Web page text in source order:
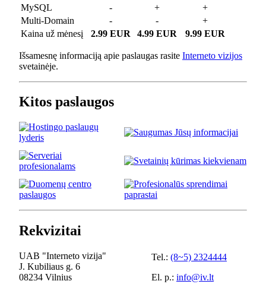
MySQL
- +
+
Multi-Domain
- -
+
Kaina už mėnesį
2.99 EUR 4.99 EUR 9.99 EUR
Išsamesnę informaciją apie paslaugas rasite Interneto vizijos
svetainėje.
Kitos paslaugos
Rekvizitai
UAB "Interneto vizija"
J. Kubiliaus g. 6
08234 Vilnius
Tel.: (8~5) 2324444
El. p.: info@iv.lt